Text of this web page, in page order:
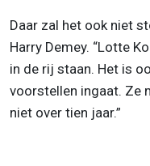
Daar zal het ook niet
Harry Demey. “Lotte
in de rij staan. Het is
voorstellen ingaat. Ze
niet over tien jaar.”